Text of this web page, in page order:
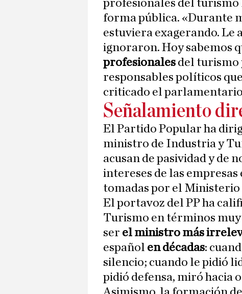
profesionales del turismo
forma pública. «Durante
estuviera exagerando. Le
ignoraron. Hoy sabemos
profesionales del turismo
responsables políticos
criticado el
Señalamiento
El Partido Popular ha
ministro de Industria y
acusan de pasividad y de
intereses de las
tomadas por el
El portavoz del PP ha
Turismo en términos
ser el ministro más
español en décadas:
silencio; cuando le pidió
pidió defensa, miró hacia